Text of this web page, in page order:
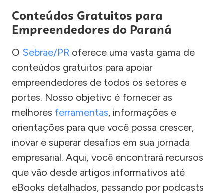
Conteúdos Gratuitos para
Empreendedores do Paraná
O Sebrae/PR oferece uma vasta gama de
conteúdos gratuitos para apoiar
empreendedores de todos os setores e
portes. Nosso objetivo é fornecer as
melhores ferramentas, informações e
orientações para que você possa crescer,
inovar e superar desafios em sua jornada
empresarial. Aqui, você encontrará recursos
que vão desde artigos informativos até
eBooks detalhados, passando por podcasts